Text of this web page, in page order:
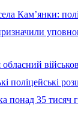
Кам’янки:
поліцейські
понад 35 тисяч